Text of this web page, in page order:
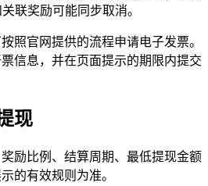
联奖励可能同步取消。
照官网提供的流程申请电子发票。
信息，并在页面提示的期限内提交
现
励比例、结算周期、最低提现金额
的有效规则为准。